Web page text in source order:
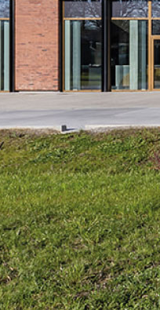
attivo
la birra
birra
per vino
il vino
di sidro
per distillati
altri